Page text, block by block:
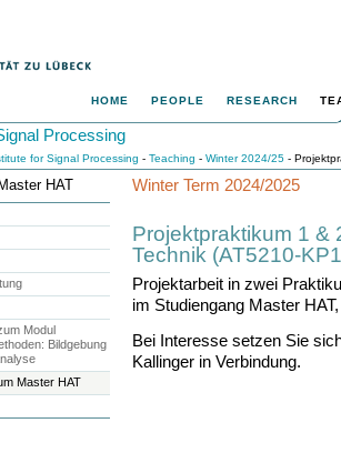
HOME PEOPLE RESEARCH
Processing
for Signal Processing - Teaching - Winter 2024/25 -
Winter Term 2024/2025
Projektpraktikum 1 &
Technik (AT5210-
Projektarbeit in zwei
im Studiengang Master
Bei Interesse setzen Sie
Kallinger in Verbindung.
Modul
Bildgebung
Master HAT